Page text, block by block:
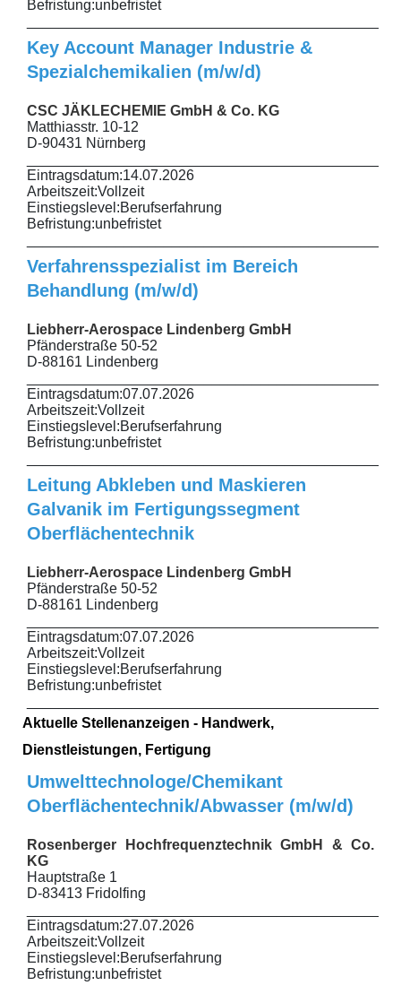
Befristung:unbefristet
Key Account Manager Industrie &
Spezialchemikalien (m/w/d)
CSC JÄKLECHEMIE GmbH & Co. KG
Matthiasstr. 10-12
D-90431 Nürnberg
Eintragsdatum:14.07.2026
Arbeitszeit:Vollzeit
Einstiegslevel:Berufserfahrung
Befristung:unbefristet
Verfahrensspezialist im Bereich
Behandlung (m/w/d)
Liebherr-Aerospace Lindenberg GmbH
Pfänderstraße 50-52
D-88161 Lindenberg
Eintragsdatum:07.07.2026
Arbeitszeit:Vollzeit
Einstiegslevel:Berufserfahrung
Befristung:unbefristet
Leitung Abkleben und Maskieren
Galvanik im Fertigungssegment
Oberflächentechnik
Liebherr-Aerospace Lindenberg GmbH
Pfänderstraße 50-52
D-88161 Lindenberg
Eintragsdatum:07.07.2026
Arbeitszeit:Vollzeit
Einstiegslevel:Berufserfahrung
Befristung:unbefristet
Aktuelle Stellenanzeigen - Handwerk,
Dienstleistungen, Fertigung
Umwelttechnologe/Chemikant
Oberflächentechnik/Abwasser (m/w/d)
Rosenberger Hochfrequenztechnik GmbH & Co.
KG
Hauptstraße 1
D-83413 Fridolfing
Eintragsdatum:27.07.2026
Arbeitszeit:Vollzeit
Einstiegslevel:Berufserfahrung
Befristung:unbefristet